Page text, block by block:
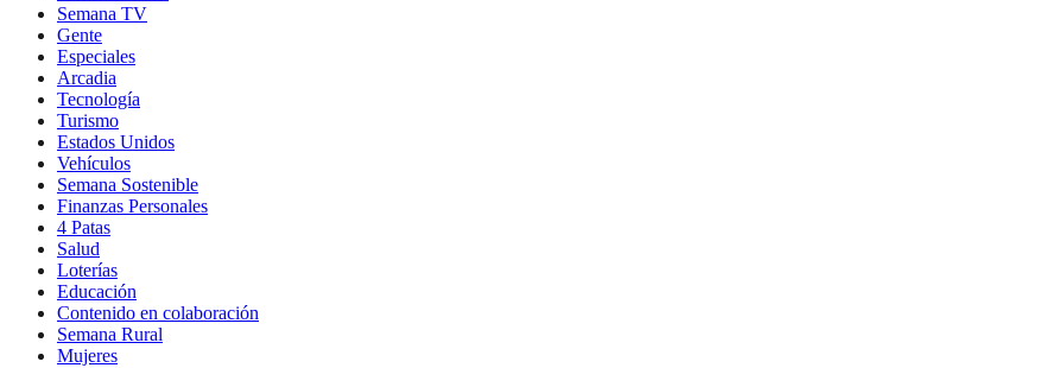
Semana TV
Gente
Especiales
Arcadia
Tecnología
Turismo
Estados Unidos
Vehículos
Semana Sostenible
Finanzas Personales
4 Patas
Salud
Loterías
Educación
Contenido en colaboración
Semana Rural
Mujeres